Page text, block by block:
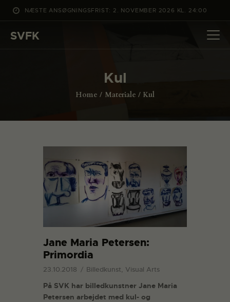
NÆSTE ANSØGNINGSFRIST: 2. NOVEMBER 2026 KL. 24:00
SVFK
Kul
Home Materiale Kul
ANSØG
Jane Maria Petersen:
Primordia
23.10.2018 Billedkunst, Visual Arts
På SVK har billedkunstner Jane Maria
Petersen arbejdet med kul- og